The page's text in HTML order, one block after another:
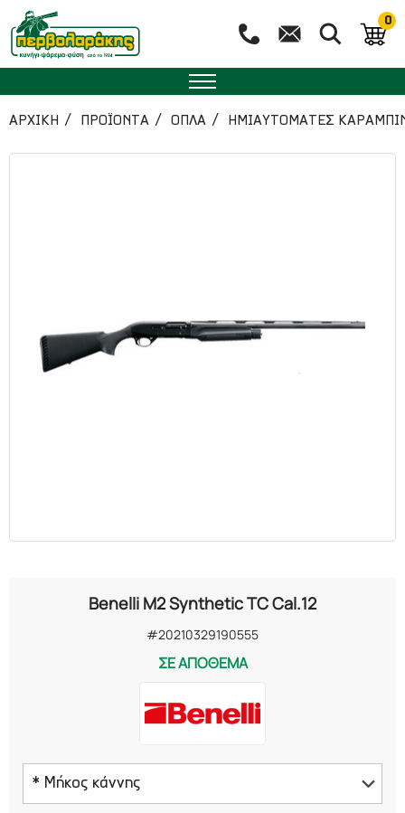
0
ΑΡΧΙΚΉ ΠΡΟΪΟΝΤΑ ΟΠΛΑ ΗΜΙΑΥΤΟΜΑΤΕΣ
Benelli M2 Synthetic TC Cal.12
#20210329190555
ΣΕ ΑΠΟΘΕΜΑ
* Μήκος κάννης